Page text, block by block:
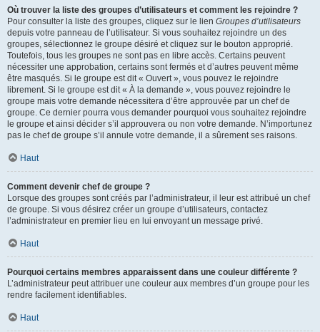
Où trouver la liste des groupes d’utilisateurs et comment les rejoindre ?
Pour consulter la liste des groupes, cliquez sur le lien Groupes d’utilisateurs
depuis votre panneau de l’utilisateur. Si vous souhaitez rejoindre un des
groupes, sélectionnez le groupe désiré et cliquez sur le bouton approprié.
Toutefois, tous les groupes ne sont pas en libre accès. Certains peuvent
nécessiter une approbation, certains sont fermés et d’autres peuvent même
être masqués. Si le groupe est dit « Ouvert », vous pouvez le rejoindre
librement. Si le groupe est dit « À la demande », vous pouvez rejoindre le
groupe mais votre demande nécessitera d’être approuvée par un chef de
groupe. Ce dernier pourra vous demander pourquoi vous souhaitez rejoindre
le groupe et ainsi décider s’il approuvera ou non votre demande. N’importunez
pas le chef de groupe s’il annule votre demande, il a sûrement ses raisons.
Haut
Comment devenir chef de groupe ?
Lorsque des groupes sont créés par l’administrateur, il leur est attribué un chef
de groupe. Si vous désirez créer un groupe d’utilisateurs, contactez
l’administrateur en premier lieu en lui envoyant un message privé.
Haut
Pourquoi certains membres apparaissent dans une couleur différente ?
L’administrateur peut attribuer une couleur aux membres d’un groupe pour les
rendre facilement identifiables.
Haut